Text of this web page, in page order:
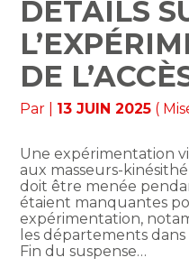
DÉTAILS
DE
Par 13 JUIN 2025 (
Une expérimentation
aux masseurs-
doit être menée
étaient manquantes
expérimentation,
les départements
Fin du suspense…